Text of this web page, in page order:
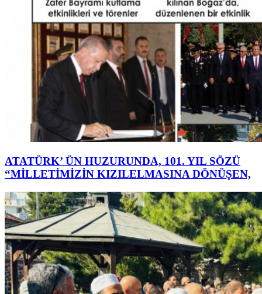
ATATÜRK’ ÜN HUZURUNDA, 101. YIL SÖZÜ
“MİLLETİMİZİN KIZILELMASINA DÖNÜŞEN,